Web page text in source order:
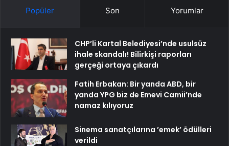
Popüler Son Yorumlar
CHP’li Kartal Belediyesi’nde usulsüz
ihale skandalı! Bilirkişi raporları
gerçeği ortaya çıkardı
Fatih Erbakan: Bir yanda ABD, bir
yanda YPG biz de Emevi Camii’nde
namaz kılıyoruz
Sinema sanatçılarına ’emek’ ödülleri
verildi